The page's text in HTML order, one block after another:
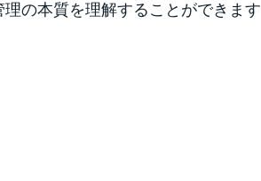
の本質を理解することができます